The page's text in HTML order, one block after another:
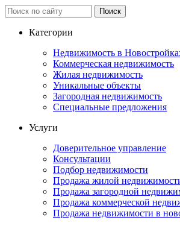
Категории
Недвижимость в
Коммерческая недвижимость
Жилая недвижимость
Уникальные объекты
Загородная недвижимость
Специальные предложения
Услуги
Доверительное управление
Консультации
Подбор недвижимости
Продажа жилой
Продажа загородной
Продажа коммерческой
Продажа недвижимости в